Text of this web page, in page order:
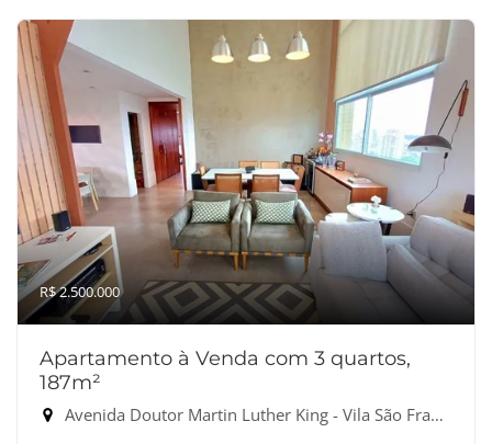
R$ 2.500.000
Apartamento à Venda com 3 quartos,
187m²
Avenida Doutor Martin Luther King - Vila São Francisco, Osasco-SP